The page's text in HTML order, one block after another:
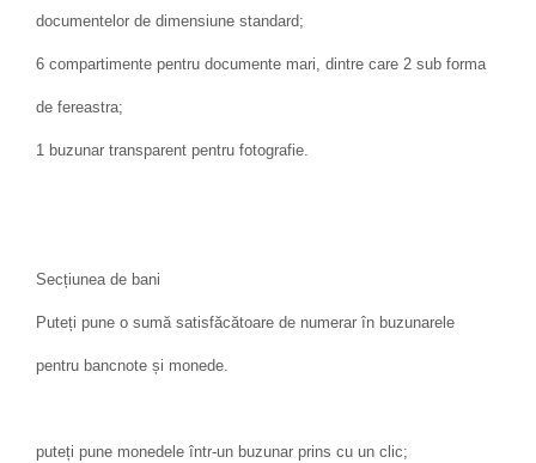
documentelor de dimensiune standard;
6 compartimente pentru documente mari, dintre care 2 sub forma
de fereastra;
1 buzunar transparent pentru fotografie.
Secțiunea de bani
Puteți pune o sumă satisfăcătoare de numerar în buzunarele
pentru bancnote și monede.
puteți pune monedele într-un buzunar prins cu un clic;